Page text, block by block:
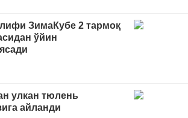
ЗимаКубе 2 тармоқ
ўйин
улкан тюлень
айланди